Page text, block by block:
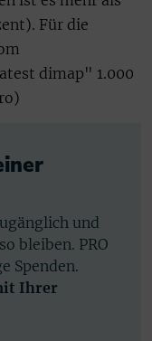
Für die
dimap" 1.000
und
bleiben. PRO
Spenden.
Ihrer